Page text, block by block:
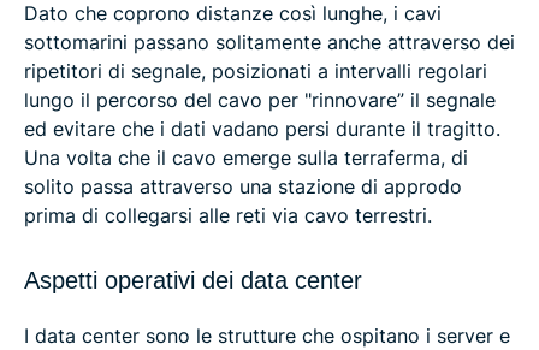
Dato che coprono distanze così lunghe, i cavi
sottomarini passano solitamente anche attraverso dei
ripetitori di segnale, posizionati a intervalli regolari
lungo il percorso del cavo per "rinnovare” il segnale
ed evitare che i dati vadano persi durante il tragitto.
Una volta che il cavo emerge sulla terraferma, di
solito passa attraverso una stazione di approdo
prima di collegarsi alle reti via cavo terrestri.
Aspetti operativi dei data center
I data center sono le strutture che ospitano i server e